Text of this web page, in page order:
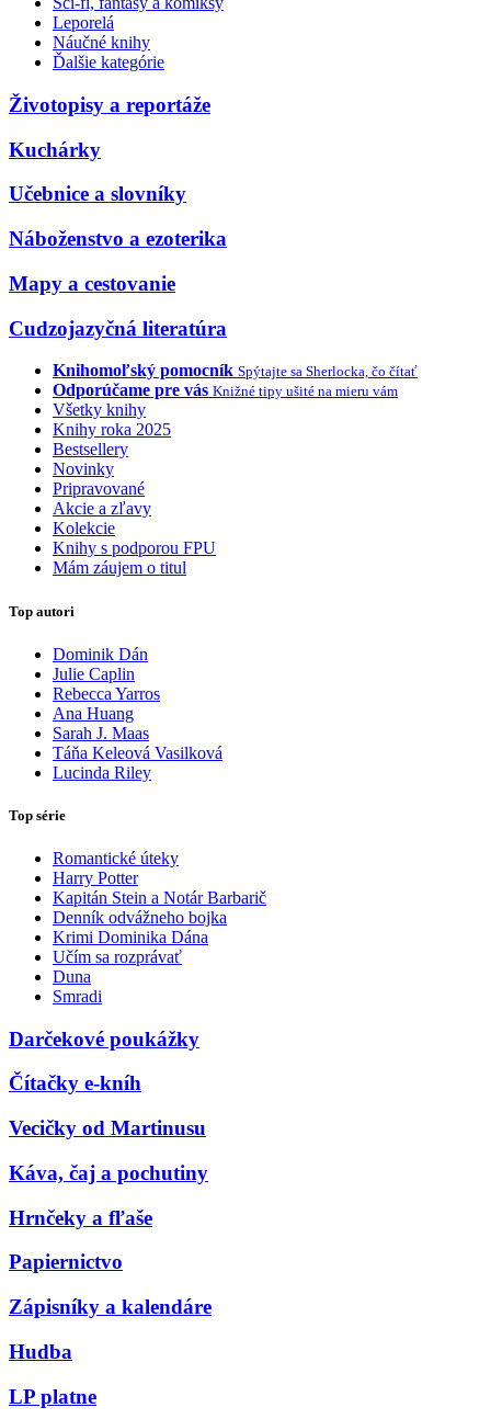
Leporelá
Náučné knihy
Ďalšie kategórie
Životopisy a reportáže
Kuchárky
Učebnice a slovníky
Náboženstvo a ezoterika
Mapy a cestovanie
Cudzojazyčná literatúra
Knihomoľský pomocník Spýtajte sa Sherlocka, čo čítať
Odporúčame pre vás Knižné tipy ušité na mieru vám
Všetky knihy
Knihy roka 2025
Bestsellery
Novinky
Pripravované
Akcie a zľavy
Kolekcie
Knihy s podporou FPU
Mám záujem o titul
Top autori
Dominik Dán
Julie Caplin
Rebecca Yarros
Ana Huang
Sarah J. Maas
Táňa Keleová Vasilková
Lucinda Riley
Top série
Romantické úteky
Harry Potter
Kapitán Stein a Notár Barbarič
Denník odvážneho bojka
Krimi Dominika Dána
Učím sa rozprávať
Duna
Smradi
Darčekové poukážky
Čítačky e-kníh
Vecičky od Martinusu
Káva, čaj a pochutiny
Hrnčeky a fľaše
Papiernictvo
Zápisníky a kalendáre
Hudba
LP platne